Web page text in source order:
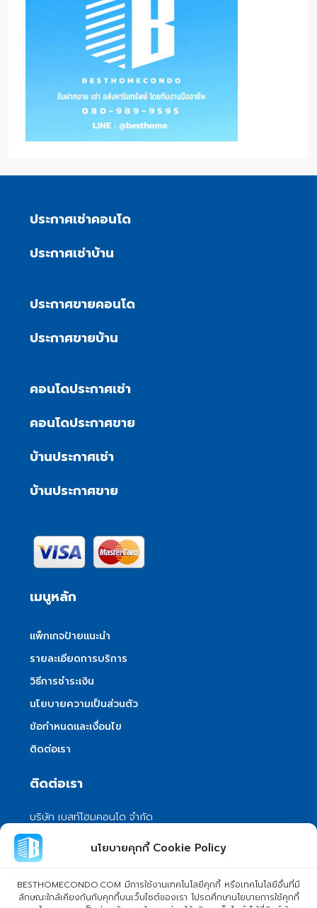
นโยบายคุกกี้ Cookie Policy
BESTHOMECONDO.COM มีการใช้งานเทคโนโลยีคุกกี้ หรือเทคโนโลยีอื่นที่มี
ลักษณะใกล้เคียงกันกับคุกกี้บนเว็บไซต์ของเรา โปรดศึกษานโยบายการใช้คุกกี้
ประกาศเช่าคอนโด
ประกาศเช่าบ้าน
ประกาศขายคอนโด
ประกาศขายบ้าน
คอนโดประกาศเช่า
คอนโดประกาศขาย
บ้านประกาศเช่า
บ้านประกาศขาย
เมนูหลัก
แพ็กเกจป้ายแนะนำ
รายละเอียดการบริการ
วิธีการชำระเงิน
นโยบายความเป็นส่วนตัว
ข้อกำหนดและเงื่อนไข
ติดต่อเรา
ติดต่อเรา
บริษัท เบสท์โฮมคอนโด จำกัด
101/399 หมู่ 7 แขวงลําผักชี เขตหนองจอก
กรุงเทพมหานคร 10530
info@besthomecondo.com